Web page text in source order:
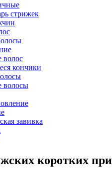
стрижек
волос
кончики
завивка
коротких